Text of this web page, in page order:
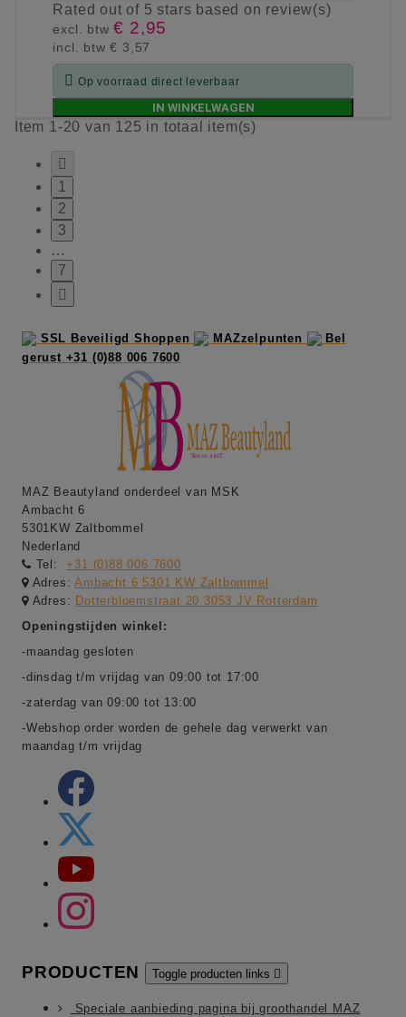
Ratedout of 5 stars based on review(s)
excl. btw€ 2,95
incl. btw€ 3,57
 Op voorraad direct leverbaar
IN WINKELWAGEN
Item 1-20 van 125 in totaal item(s)

1
2
3
…
7

SSL Beveiligd Shoppen MAZzelpunten
Bel
gerust +31 (0)88 006 7600
MAZ Beautyland onderdeel van MSK
Ambacht 6
5301KW Zaltbommel
Nederland
Tel:
+31 (0)88 006 7600
Adres:Ambacht 6 5301 KW Zaltbommel
Adres: Dotterbloemstraat 20 3053 JV Rotterdam
Openingstijden winkel:
-maandag gesloten
-dinsdag t/m vrijdag van 09:00 tot 17:00
-zaterdag van 09:00 tot 13:00
-Webshop order worden de gehele dag verwerkt van
maandag t/m vrijdag
PRODUCTEN Toggle producten links 
Speciale aanbieding pagina bij groothandel MAZ